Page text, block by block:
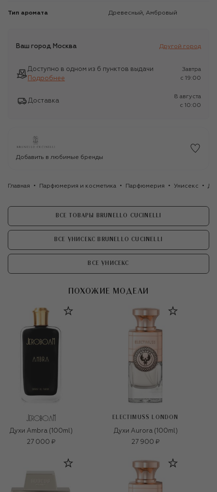
Тип аромата Древесный, Амбровый
Ваш город Москва Другой город
Доступно в одном из 6 пунктов выдачи
Подробнее
Завтра
c 19:00
Доставка
8 августа
c 10:00
Добавить в любимые бренды
Главная Парфюмерия и косметика Парфюмерия Унисекс
ВСЕ ТОВАРЫ BRUNELLO CUCINELLI
ВСЕ УНИСЕКС BRUNELLO CUCINELLI
ВСЕ УНИСЕКС
ПОХОЖИЕ МОДЕЛИ
Духи Ambra (100ml)
27 000 ₽
ELECTIMUSS LONDON
Духи Aurora (100ml)
27 900 ₽